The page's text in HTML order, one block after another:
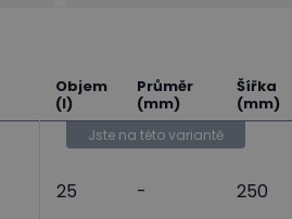
Objem
(l)
Průměr
(mm)
Šířka
(mm)
Jste na této variantě
25 - 250